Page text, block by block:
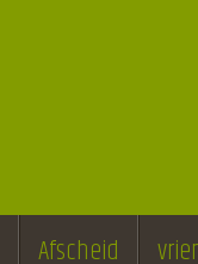
Afscheid